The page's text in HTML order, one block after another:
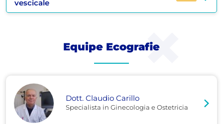
vescicale
Equipe Ecografie
Dott. Claudio Carillo
Specialista in Ginecologia e Ostetricia